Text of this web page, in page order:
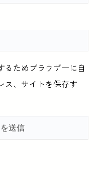
るためブラウザーに自
ス、サイトを保存す